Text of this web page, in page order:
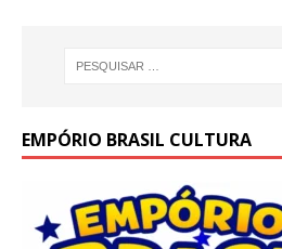
EMPÓRIO BRASIL CULTURA